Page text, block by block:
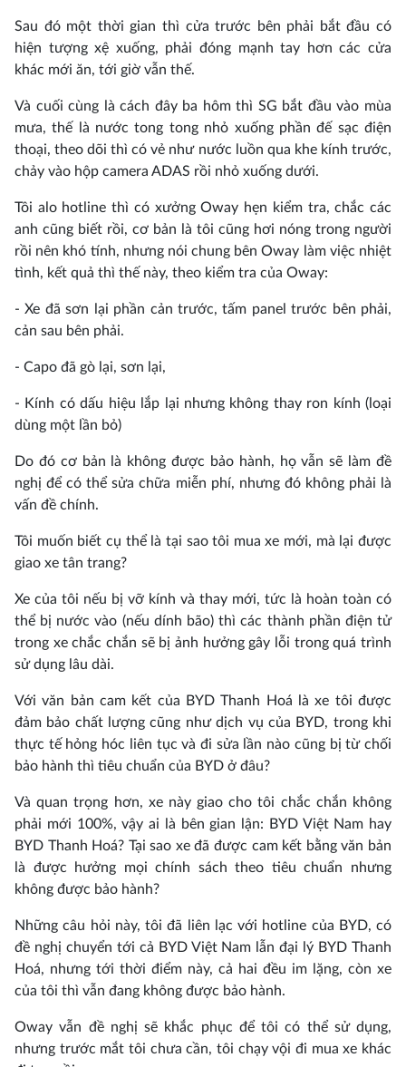
Sau đó một thời gian thì cửa trước bên phải bắt đầu có
hiện tượng xệ xuống, phải đóng mạnh tay hơn các cửa
khác mới ăn, tới giờ vẫn thế.
Và cuối cùng là cách đây ba hôm thì SG bắt đầu vào mùa
mưa, thế là nước tong tong nhỏ xuống phần đế sạc điện
thoại, theo dõi thì có vẻ như nước luồn qua khe kính trước,
chảy vào hộp camera ADAS rồi nhỏ xuống dưới.
Tôi alo hotline thì có xưởng Oway hẹn kiểm tra, chắc các
anh cũng biết rồi, cơ bản là tôi cũng hơi nóng trong người
rồi nên khó tính, nhưng nói chung bên Oway làm việc nhiệt
tình, kết quả thì thế này, theo kiểm tra của Oway:
- Xe đã sơn lại phần cản trước, tấm panel trước bên phải,
cản sau bên phải.
- Capo đã gò lại, sơn lại,
- Kính có dấu hiệu lắp lại nhưng không thay ron kính (loại
dùng một lần bỏ)
Do đó cơ bản là không được bảo hành, họ vẫn sẽ làm đề
nghị để có thể sửa chữa miễn phí, nhưng đó không phải là
vấn đề chính.
Tôi muốn biết cụ thể là tại sao tôi mua xe mới, mà lại được
giao xe tân trang?
Xe của tôi nếu bị vỡ kính và thay mới, tức là hoàn toàn có
thể bị nước vào (nếu dính bão) thì các thành phần điện tử
trong xe chắc chắn sẽ bị ảnh hưởng gây lỗi trong quá trình
sử dụng lâu dài.
Với văn bản cam kết của BYD Thanh Hoá là xe tôi được
đảm bảo chất lượng cũng như dịch vụ của BYD, trong khi
thực tế hỏng hóc liên tục và đi sửa lần nào cũng bị từ chối
bảo hành thì tiêu chuẩn của BYD ở đâu?
Và quan trọng hơn, xe này giao cho tôi chắc chắn không
phải mới 100%, vậy ai là bên gian lận: BYD Việt Nam hay
BYD Thanh Hoá? Tại sao xe đã được cam kết bằng văn bản
là được hưởng mọi chính sách theo tiêu chuẩn nhưng
không được bảo hành?
Những câu hỏi này, tôi đã liên lạc với hotline của BYD, có
đề nghị chuyển tới cả BYD Việt Nam lẫn đại lý BYD Thanh
Hoá, nhưng tới thời điểm này, cả hai đều im lặng, còn xe
của tôi thì vẫn đang không được bảo hành.
Oway vẫn đề nghị sẽ khắc phục để tôi có thể sử dụng,
nhưng trước mắt tôi chưa cần, tôi chạy vội đi mua xe khác